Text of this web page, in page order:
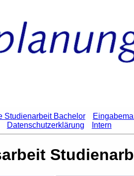
Studienarbeit Bachelor
Datenschutzerklärung Intern